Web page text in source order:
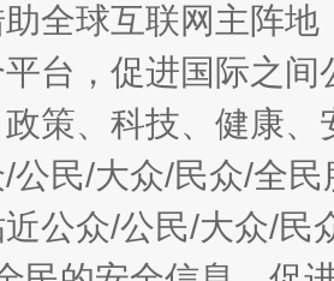
全球互联网主阵
台，促进国际之
策、科技、健康
公民/大众/民众/全
公众/公民/大众/民